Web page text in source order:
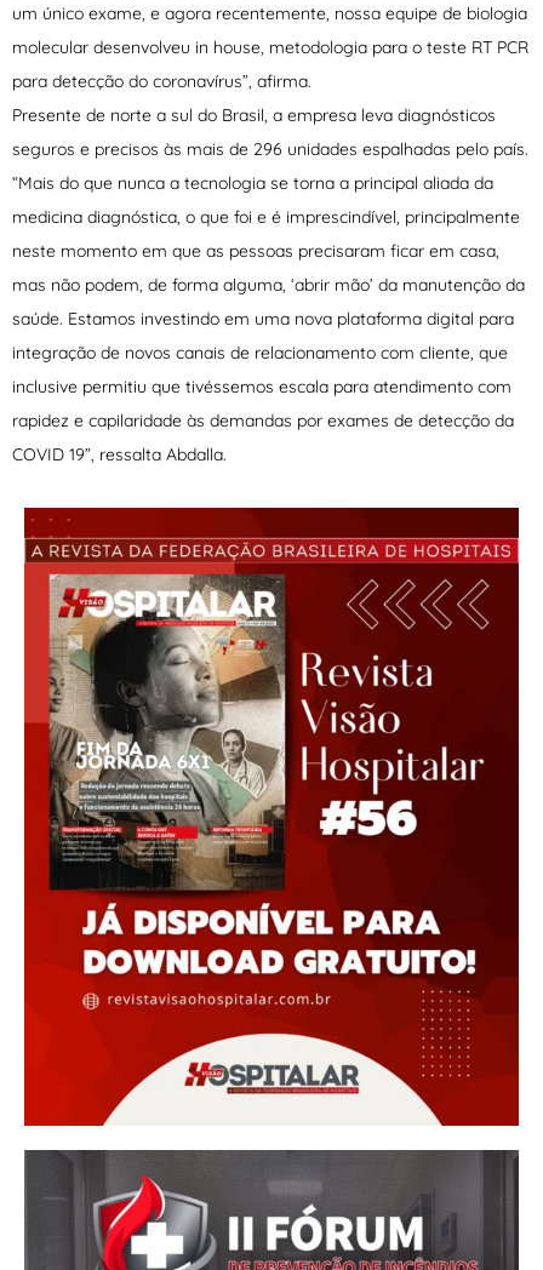
um único exame, e agora recentemente, nossa equipe de biologia
molecular desenvolveu in house, metodologia para o teste RT PCR
para detecção do coronavírus”, afirma.
Presente de norte a sul do Brasil, a empresa leva diagnósticos
seguros e precisos às mais de 296 unidades espalhadas pelo país.
“Mais do que nunca a tecnologia se torna a principal aliada da
medicina diagnóstica, o que foi e é imprescindível, principalmente
neste momento em que as pessoas precisaram ficar em casa,
mas não podem, de forma alguma, ‘abrir mão’ da manutenção da
saúde. Estamos investindo em uma nova plataforma digital para
integração de novos canais de relacionamento com cliente, que
inclusive permitiu que tivéssemos escala para atendimento com
rapidez e capilaridade às demandas por exames de detecção da
COVID 19”, ressalta Abdalla.